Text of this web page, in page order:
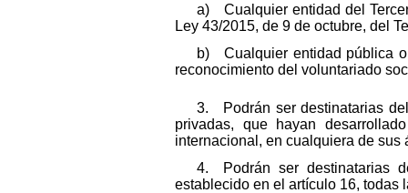
a) Cualquier entidad del
Ley 43/2015, de 9 de octubre, del
b) Cualquier entidad pública o
reconocimiento del voluntariado
3. Podrán ser destinatarias
privadas, que hayan
internacional, en cualquiera de sus
4. Podrán ser destinatarias
establecido en el artículo 16, todas